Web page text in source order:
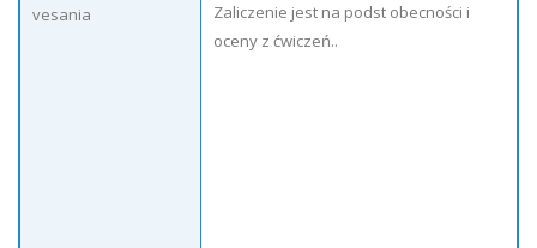
vesania
Zaliczenie jest na podst obecności i
oceny z ćwiczeń..